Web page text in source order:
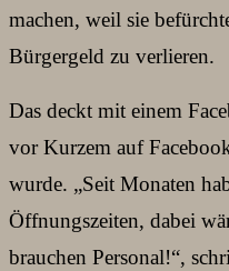
machen, weil sie
Bürgergeld zu verlieren.
Das deckt mit einem
vor Kurzem auf
wurde. „Seit Monaten
Öffnungszeiten, dabei
brauchen Personal!“,